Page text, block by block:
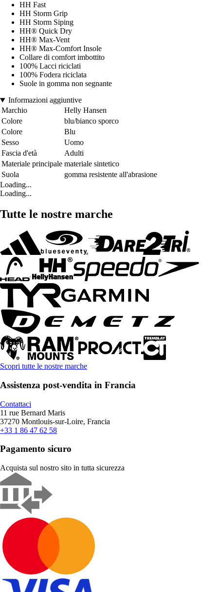
HH Fast
HH Storm Grip
HH Storm Siping
HH® Quick Dry
HH® Max-Vent
HH® Max-Comfort Insole
Collare di comfort imbottito
100% Lacci riciclati
100% Fodera riciclata
Suole in gomma non segnante
Informazioni aggiuntive
Marchio
Helly Hansen
Colore
blu/bianco sporco
Colore
Blu
Sesso
Uomo
Fascia d'età
Adulti
Materiale principale materiale sintetico
Suola
gomma resistente all'abrasione
Loading...
Loading...
Tutte le nostre marche
Scopri tutte le nostre marche
Assistenza post-vendita in Francia
Contattaci
11 rue Bernard Maris
37270 Montlouis-sur-Loire, Francia
+33 1 86 47 62 58
Pagamento sicuro
Acquista sul nostro sito in tutta sicurezza